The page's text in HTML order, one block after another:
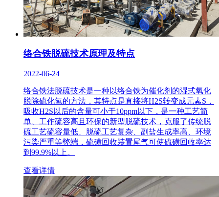
络合铁脱硫技术原理及特点
2022-06-24
络合铁法脱硫技术是一种以络合铁为催化剂的湿式氧化
脱除硫化氢的方法，其特点是直接将H2S转变成元素S，
吸收H2S以后的含量可小于10ppm以下，是一种工艺简
单、工作硫容高且环保的新型脱硫技术，克服了传统脱
硫工艺硫容量低、脱硫工艺复杂、副盐生成率高、环境
污染严重等弊端，硫磺回收装置尾气可使硫磺回收率达
到99.9%以上。
查看详情